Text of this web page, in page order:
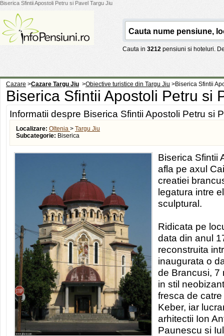
Biserica Sfintii Apostoli Petru si Pavel Targu Jiu
Cauta in 3212 pensiuni si hoteluri.
Cazare >Cazare Targu Jiu >Obiective turistice din Targu Jiu >Biserica Sfintii
Biserica Sfintii Apostoli Petru si
Informatii despre Biserica Sfintii Apostoli Petru si
Localizare: Oltenia > Targu Jiu
Subcategorie: Biserica
Biserica Sfintii
afla pe axul
creatiei
legatura intre
sculptural.
Ridicata pe
data din anul
reconstruita
inaugurata o
de Brancusi, 7
in stil
fresca de
Keber, iar
arhitectii Ion
Paunescu si